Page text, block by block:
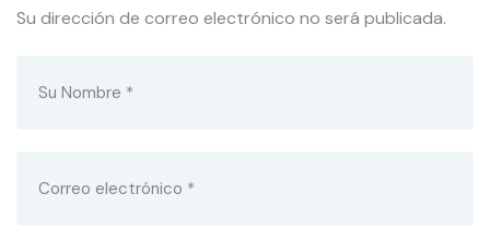
Su dirección de correo electrónico no será publicada.